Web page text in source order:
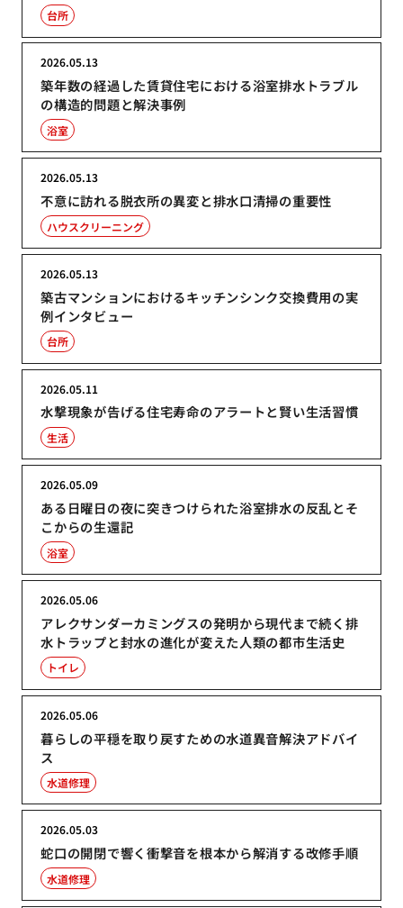
台所
築年数の経過した賃貸住宅における浴室排水トラブル
の構造的問題と解決事例
2026.05.13
浴室
不意に訪れる脱衣所の異変と排水口清掃の重要性
2026.05.13
ハウスクリーニング
築古マンションにおけるキッチンシンク交換費用の実
例インタビュー
2026.05.13
台所
水撃現象が告げる住宅寿命のアラートと賢い生活習慣
2026.05.11
生活
ある日曜日の夜に突きつけられた浴室排水の反乱とそ
こからの生還記
2026.05.09
浴室
アレクサンダーカミングスの発明から現代まで続く排
水トラップと封水の進化が変えた人類の都市生活史
2026.05.06
トイレ
暮らしの平穏を取り戻すための水道異音解決アドバイ
ス
2026.05.06
水道修理
蛇口の開閉で響く衝撃音を根本から解消する改修手順
2026.05.03
水道修理